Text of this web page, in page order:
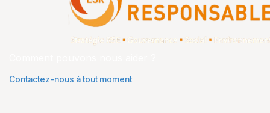
Contactez-nous à tout moment